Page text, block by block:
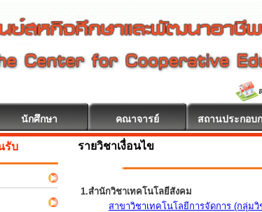
นักศึกษา คณาจารย์ สถานประกอบ
รายวิชาเงื่อนไข
1.สำนักวิชาเทคโนโลยีสังคม
สาขาวิชาเทคโนโลยีการจัดการ (กลุ่ม